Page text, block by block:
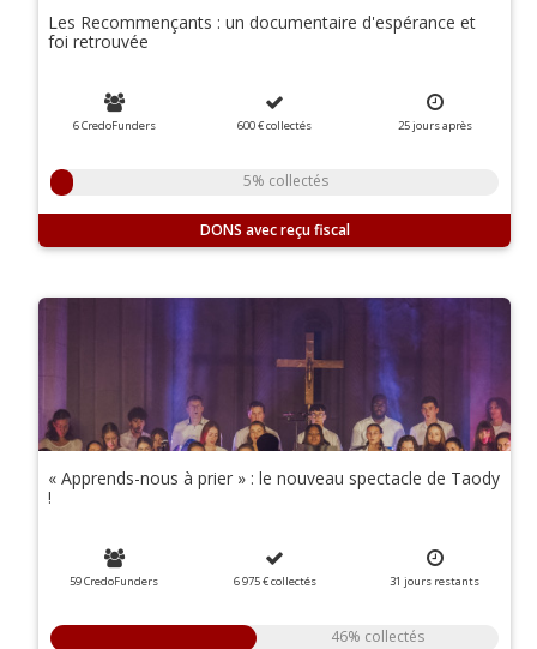
Les Recommençants : un documentaire d'espérance et
foi retrouvée
6 CredoFunders 600 €collectés 25joursaprès
5% collectés
DONS
« Apprends-nous à prier » : le nouveau spectacle de Taody
!
59 CredoFunders 6 975 €collectés 31 jours restants
46% collectés